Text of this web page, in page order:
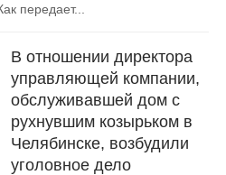
передает...
В отношении директора
управляющей компании,
обслуживавшей дом с
рухнувшим козырьком в
Челябинске, возбудили
уголовное дело